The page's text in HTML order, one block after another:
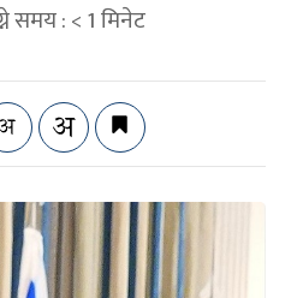
समय :< 1मिनेट